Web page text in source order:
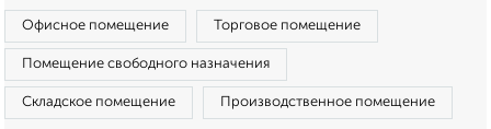
Офисное помещение Торговое помещение
Помещение свободного назначения
Складское помещение Производственное помещение